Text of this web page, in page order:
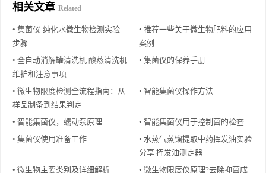
相关文章 Related
• 集菌仪-纯化水微生物检测实验
步骤
• 推荐一些关于微生物肥料的应用
案例
• 全自动消解罐清洗机 酸蒸清洗机
维护和注意事项
• 集菌仪的保养手册
• 微生物限度检测全流程指南：从
样品制备到结果判定
• 智能集菌仪操作方法
• 智能集菌仪，蠕动泵原理
• 智能集菌仪用于控制菌的检查
• 集菌仪使用准备工作
• 水蒸气蒸馏提取中药挥发油实验
分享 挥发油测定器
• 微生物主要类别及详细解析
• 微生物限度仪原理?去除抑菌成